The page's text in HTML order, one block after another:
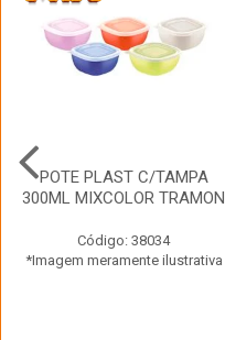
POTE PLAST C/TAMPA
300ML MIXCOLOR TRAMON
Código: 38034
*Imagem meramente ilustrativa